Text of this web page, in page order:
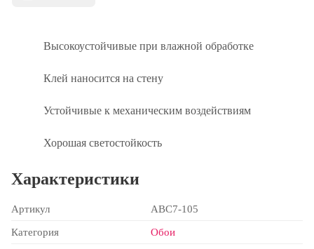
Характеристики
Артикул ABC7-105
Категория Обои
Высокоустойчивые при влажной обработке
Клей наносится на стену
Устойчивые к механическим воздействиям
Хорошая светостойкость